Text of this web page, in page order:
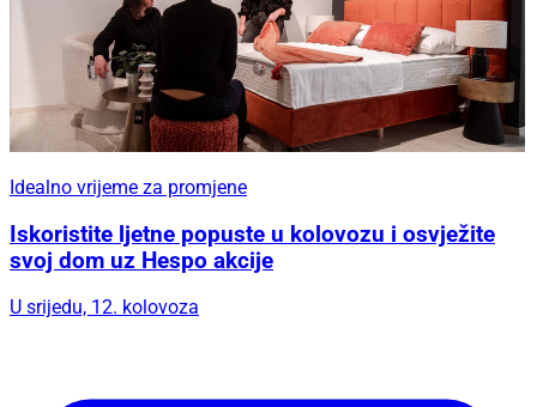
Idealno vrijeme za promjene
Iskoristite ljetne popuste u kolovozu i osvježite
svoj dom uz Hespo akcije
U srijedu, 12. kolovoza